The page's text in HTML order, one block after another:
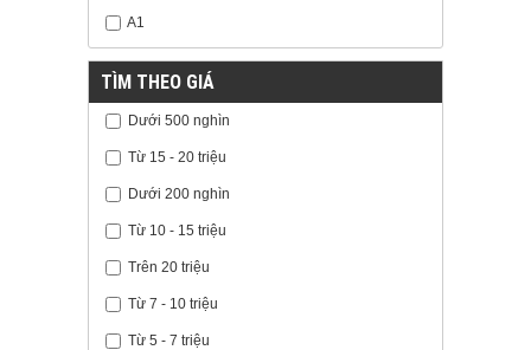
A1
TÌM THEO GIÁ
Dưới 500 nghìn
Từ 15 - 20 triệu
Dưới 200 nghìn
Từ 10 - 15 triệu
Trên 20 triệu
Từ 7 - 10 triệu
Từ 5 - 7 triệu